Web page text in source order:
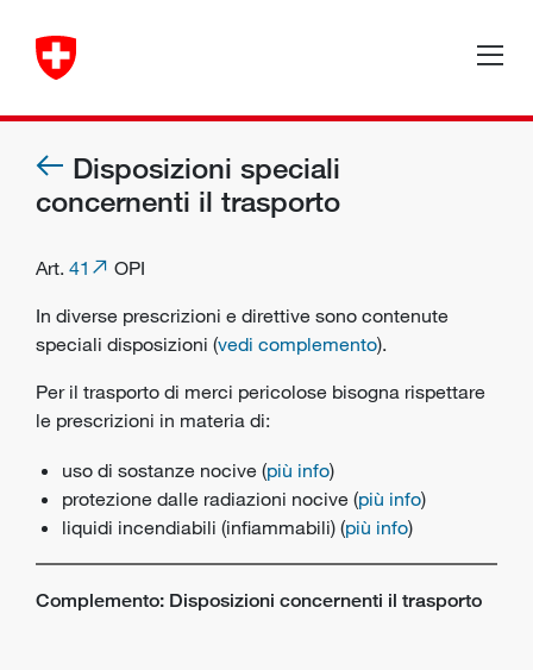
Disposizioni speciali
concernenti il trasporto
Art. 41
OPI
In diverse prescrizioni e direttive sono contenute
speciali disposizioni (vedi complemento).
Per il trasporto di merci pericolose bisogna rispettare
le prescrizioni in materia di:
uso di sostanze nocive (più info)
protezione dalle radiazioni nocive (più info)
liquidi incendiabili (infiammabili) (più info)
Complemento: Disposizioni concernenti il trasporto